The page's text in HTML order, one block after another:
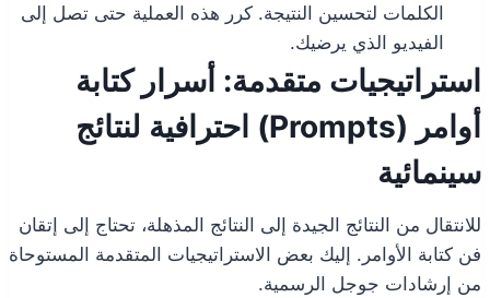
الكلمات لتحسين النتيجة. كرر هذه العملية حتى تصل إلى
الفيديو الذي يرضيك.
استراتيجيات متقدمة: أسرار كتابة
أوامر (Prompts) احترافية لنتائج
سينمائية
للانتقال من النتائج الجيدة إلى النتائج المذهلة، تحتاج إلى إتقان
فن كتابة الأوامر. إليك بعض الاستراتيجيات المتقدمة المستوحاة
من إرشادات جوجل الرسمية.